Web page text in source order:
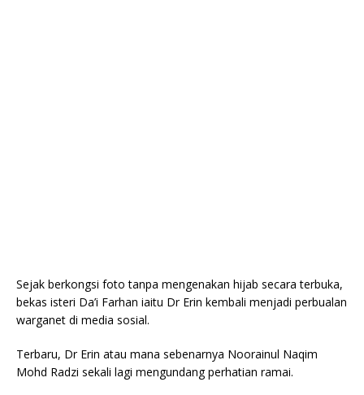
Sejak berkongsi foto tanpa mengenakan hijab secara terbuka,
bekas isteri Da’i Farhan iaitu Dr Erin kembali menjadi perbualan
warganet di media sosial.
Terbaru, Dr Erin atau mana sebenarnya Noorainul Naqim
Mohd Radzi sekali lagi mengundang perhatian ramai.